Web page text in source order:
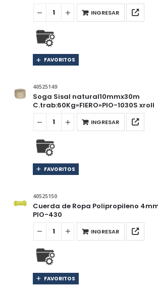
INGRESAR
FAVORITOS
40525149
Soga Sisal natural10mmx30m
C.trab:60Kg»FIERO»PIO-1030S xroll
INGRESAR
FAVORITOS
40525150
Cuerda de Ropa Polipropileno
PIO-430
INGRESAR
FAVORITOS